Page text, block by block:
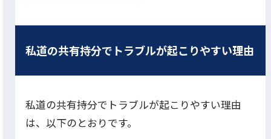
私道の共有持分でトラブルが起こりやすい理由
私道の共有持分でトラブルが起こりやすい理由
は、以下のとおりです。